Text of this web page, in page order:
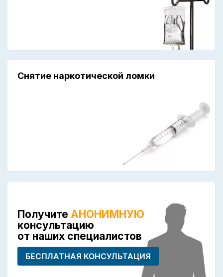
Снятие наркотической ломки
Получите АНОНИМНУЮ
консультацию
от наших специалистов
БЕСПЛАТНАЯ КОНСУЛЬТАЦИЯ